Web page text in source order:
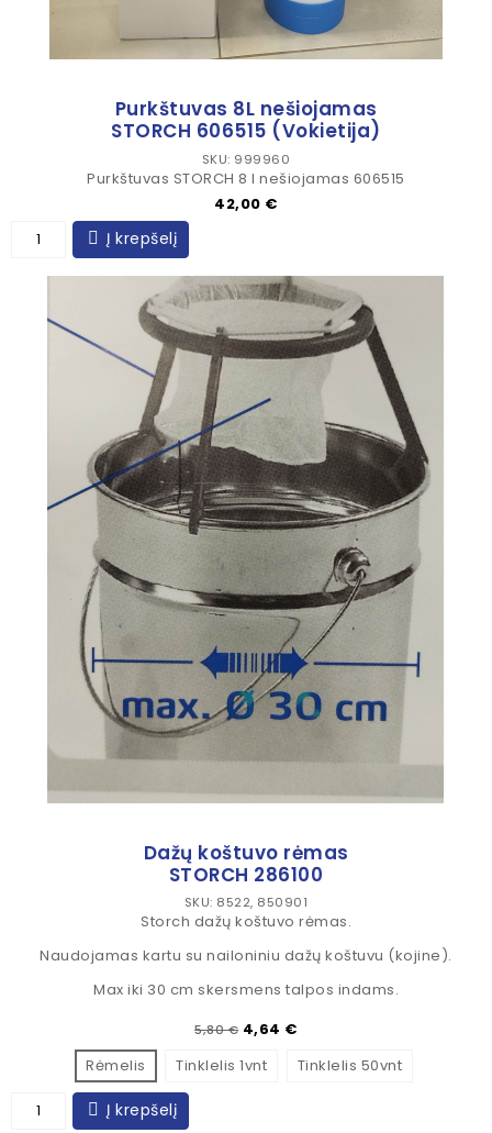
Purkštuvas 8L nešiojamas
STORCH 606515 (Vokietija)
SKU: 999960
Purkštuvas STORCH 8 l nešiojamas 606515
Kaina
42,00 €
Į krepšelį
Dažų koštuvo rėmas
STORCH 286100
SKU: 8522, 850901
Storch dažų koštuvo rėmas.
Naudojamas kartu su nailoniniu dažų koštuvu (kojine).
Max iki 30 cm skersmens talpos indams.
Įprasta kaina
5,80 € Kaina
4,64 €
Rėmelis
Tinklelis 1vnt Tinklelis 50vnt
Į krepšelį